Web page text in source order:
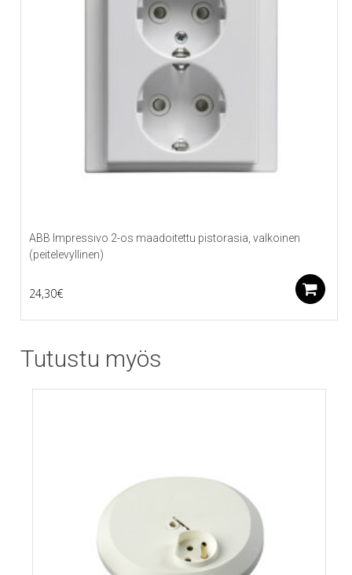
ABB Impressivo 2-os maadoitettu pistorasia, valkoinen
(peitelevyllinen)
24,30€
Tutustu myös